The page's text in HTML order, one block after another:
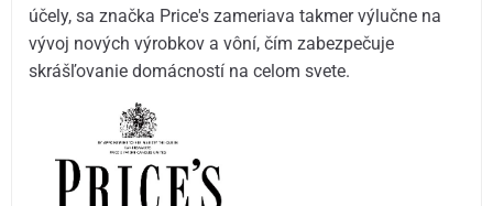
účely, sa značka Price's zameriava takmer výlučne na
vývoj nových výrobkov a vôní, čím zabezpečuje
skrášľovanie domácností na celom svete.